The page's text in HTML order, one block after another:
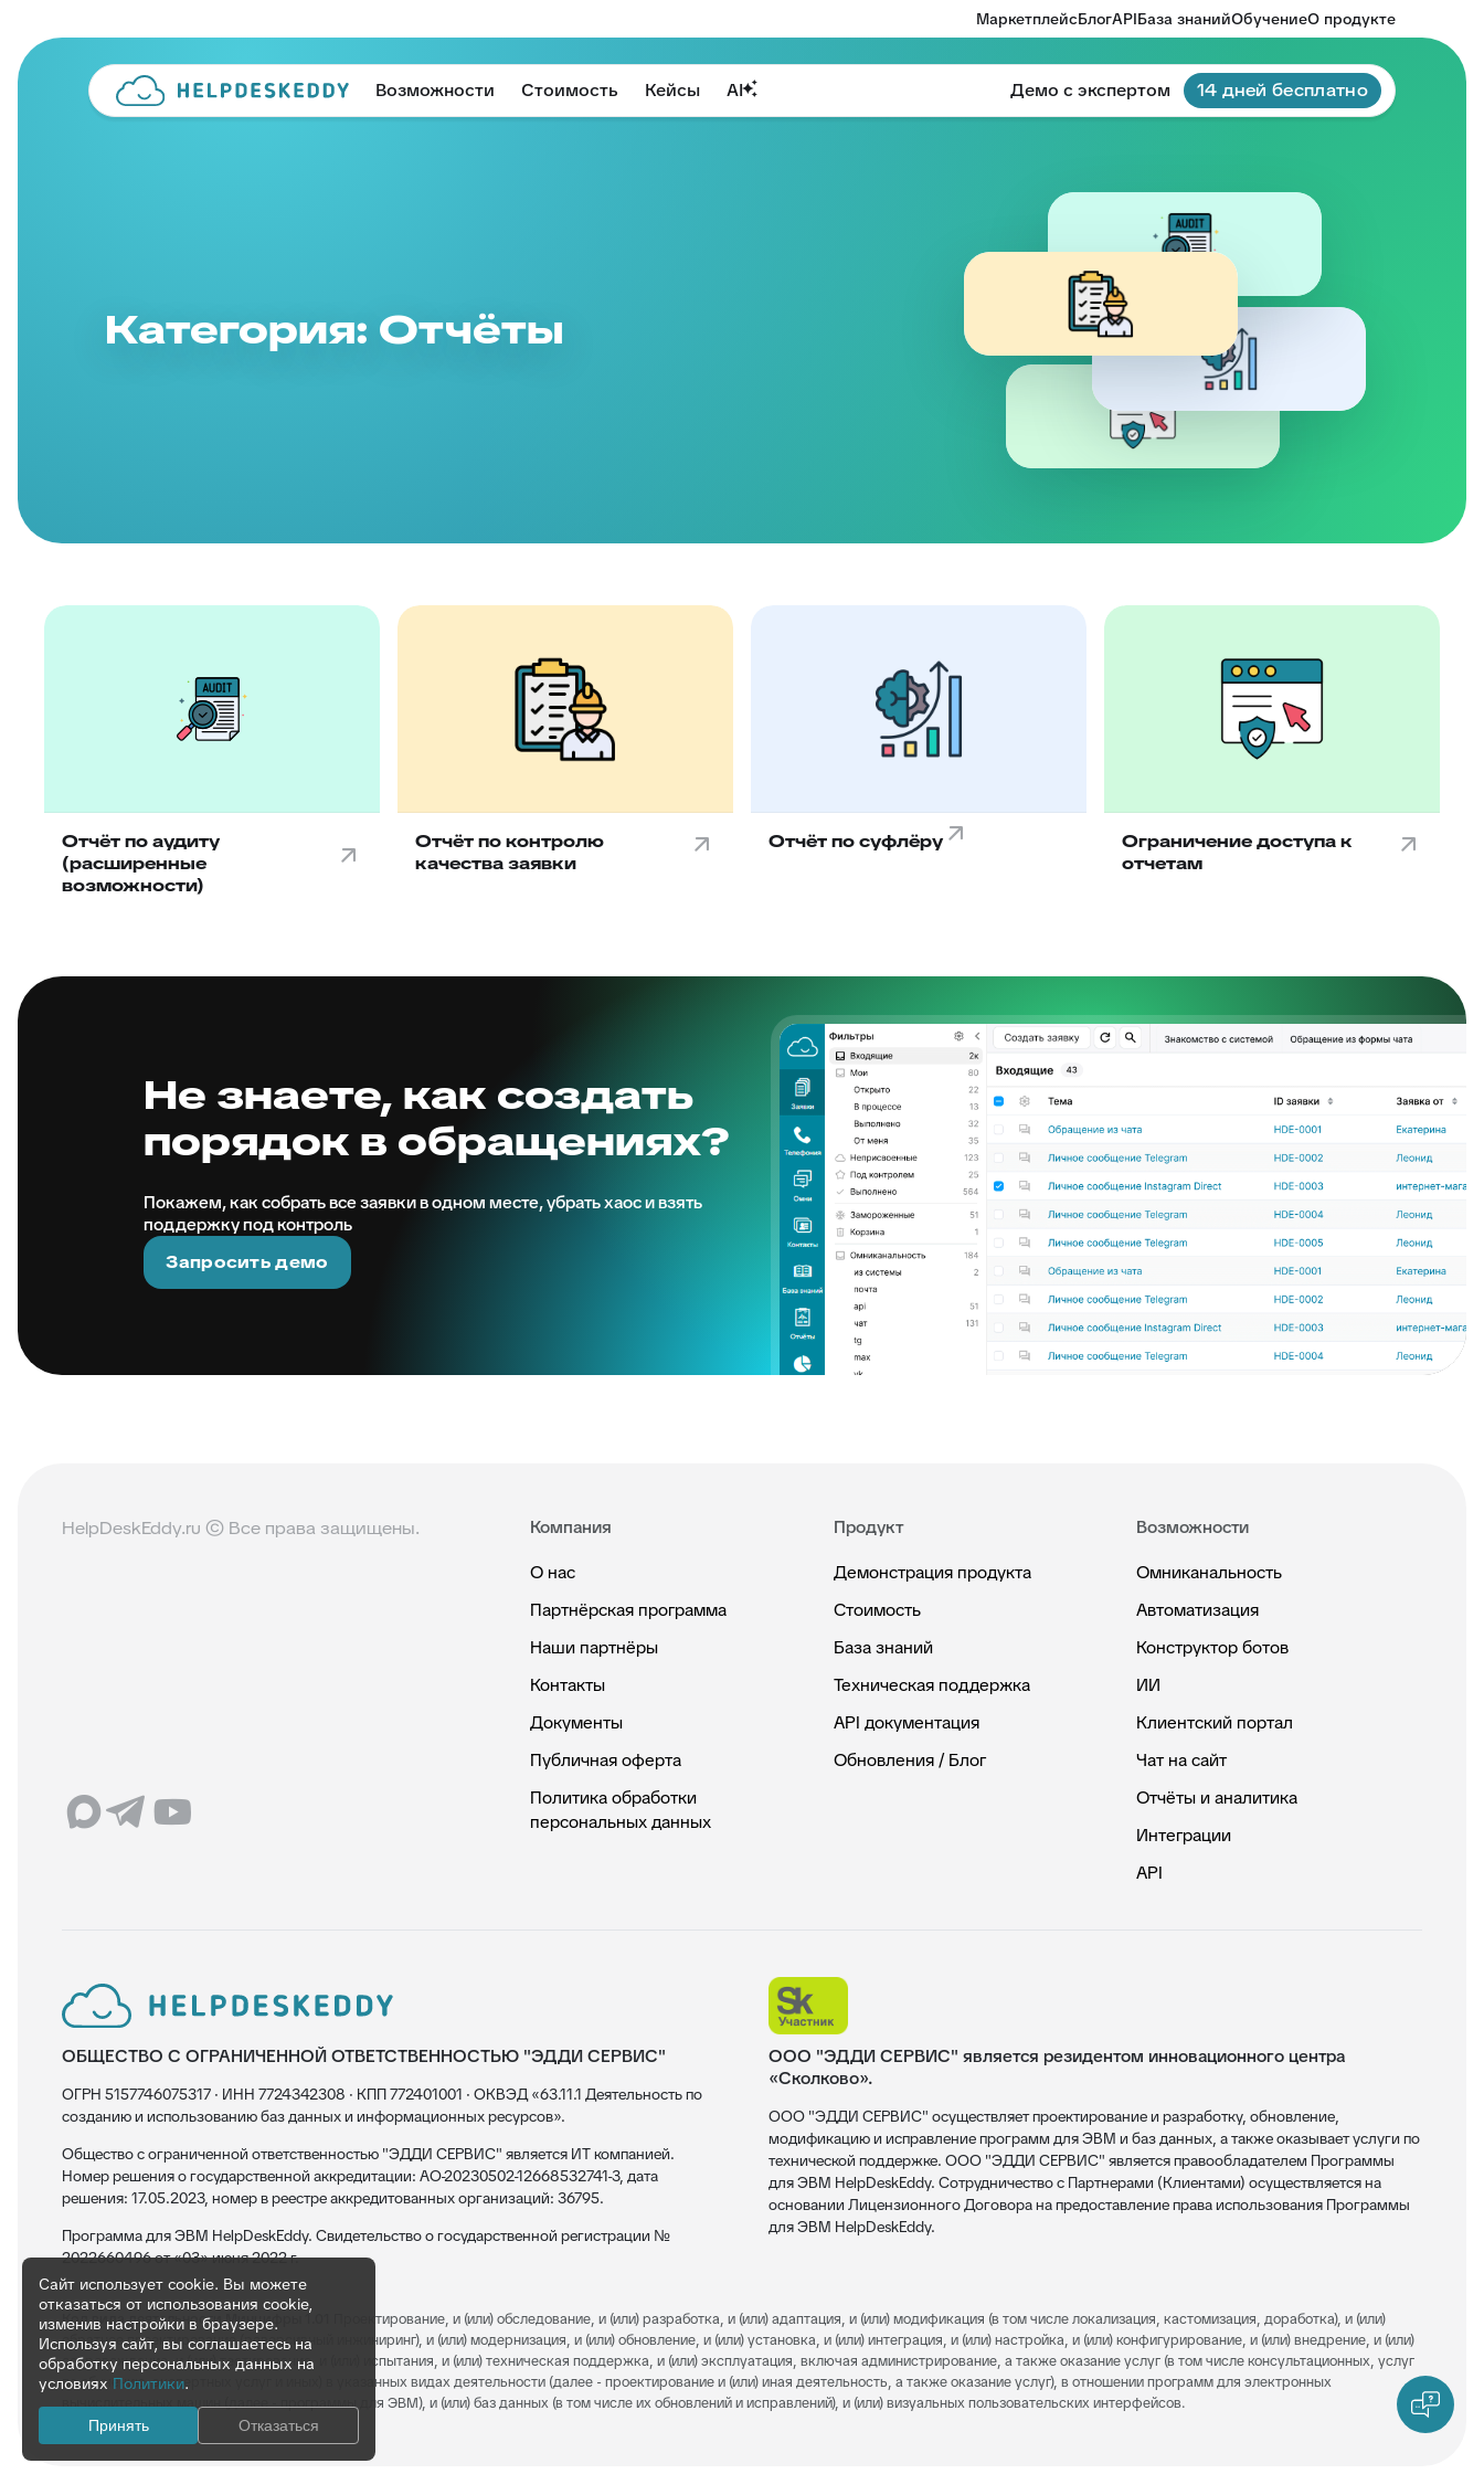
МаркетплейсБлогAPIБаза знанийОбучениеО продукте
Возможности Стоимость Кейсы AI Демо с экспертом 14 дней бесплатно
Категория: Отчёты
Отчёт по аудиту
(расширенные
возможности)
Отчёт по контролю
качества заявки
Отчёт по суфлёру
Ограничение доступа к
отчетам
Не знаете, как создать
порядок в обращениях?
Покажем, как собрать все заявки в одном месте, убрать хаос и взять
поддержку под контроль
Запросить демо
HelpDeskEddy.ru © Все права защищены.
Компания
О нас
Партнёрская программа
Наши партнёры
Контакты
Документы
Публичная оферта
Политика обработки
персональных данных
Продукт
Демонстрация продукта
Стоимость
База знаний
Техническая поддержка
API документация
Обновления / Блог
Возможности
Омниканальность
Автоматизация
Конструктор ботов
ИИ
Клиентский портал
Чат на сайт
Отчёты и аналитика
Интеграции
API
ОБЩЕСТВО С ОГРАНИЧЕННОЙ ОТВЕТСТВЕННОСТЬЮ "ЭДДИ СЕРВИС"
ОГРН 5157746075317 · ИНН 7724342308 · КПП 772401001 · ОКВЭД «63.11.1 Деятельность по
созданию и использованию баз данных и информационных ресурсов».
Общество с ограниченной ответственностью "ЭДДИ СЕРВИС" является ИТ компанией.
Номер решения о государственной аккредитации: АО-20230502-12668532741-3, дата
решения: 17.05.2023, номер в реестре аккредитованных организаций: 36795.
Программа для ЭВМ HelpDeskEddy. Свидетельство о государственной регистрации №
2022660496 от «03» июня 2022 г.
ООО "ЭДДИ СЕРВИС" является резидентом инновационного центра
«Сколково».
ООО "ЭДДИ СЕРВИС" осуществляет проектирование и разработку, обновление,
модификацию и исправление программ для ЭВМ и баз данных, а также оказывает услуги по
технической поддержке. ООО "ЭДДИ СЕРВИС" является правообладателем Программы
для ЭВМ HelpDeskEddy. Сотрудничество с Партнерами (Клиентами) осуществляется на
основании Лицензионного Договора на предоставление права использования Программы
для ЭВМ HelpDeskEddy.
Код вида деятельности Минцифры 1.01
Проектирование, и (или) обследование, и (или) разработка, и (или) адаптация, и (или) модификация (в том числе локализация, кастомизация, доработка), и (или)
обратное проектирование (реверсивный инжиниринг), и (или) модернизация, и (или) обновление, и (или) установка, и (или) интеграция, и (или) настройка, и (или) конфигурирование, и (или) внедрение, и (или)
сопровождение, и (или) тестирование, и (или) испытания, и (или) техническая поддержка, и (или) эксплуатация, включая администрирование, а также оказание услуг (в том числе консультационных, услуг
по обучению, экспертных услуг и иных) в указанных видах деятельности (далее - проектирование и (или) иная деятельность, а также оказание услуг), в отношении программ для электронных
вычислительных машин (далее - программы для ЭВМ), и (или) баз данных (в том числе их обновлений и исправлений), и (или) визуальных пользовательских интерфейсов.
Сайт использует cookie. Вы можете
отказаться от использования cookie,
изменив настройки в браузере.
Используя сайт, вы соглашаетесь на
обработку персональных данных на
условиях Политики.
Принять Отказаться